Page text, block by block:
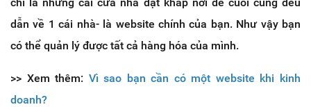
dẫn về 1 cái nhà- là website chính của bạn. Như vậy bạn
có thể quản lý được tất cả hàng hóa của mình.
>> Xem thêm: Vì sao bạn cần có một website khi kinh
doanh?